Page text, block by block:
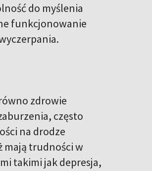
do myślenia
funkcjonowanie
zdrowie
często
na drodze
mają trudności w
takimi jak depresja,